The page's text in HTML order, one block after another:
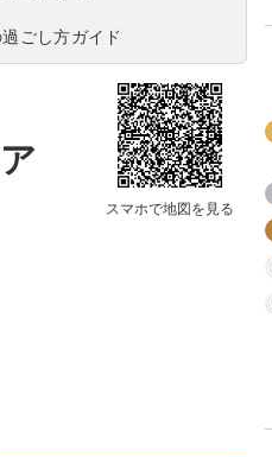
ごし方ガイド
スマホで地図を見る